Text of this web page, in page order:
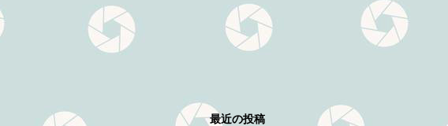
最近の投稿